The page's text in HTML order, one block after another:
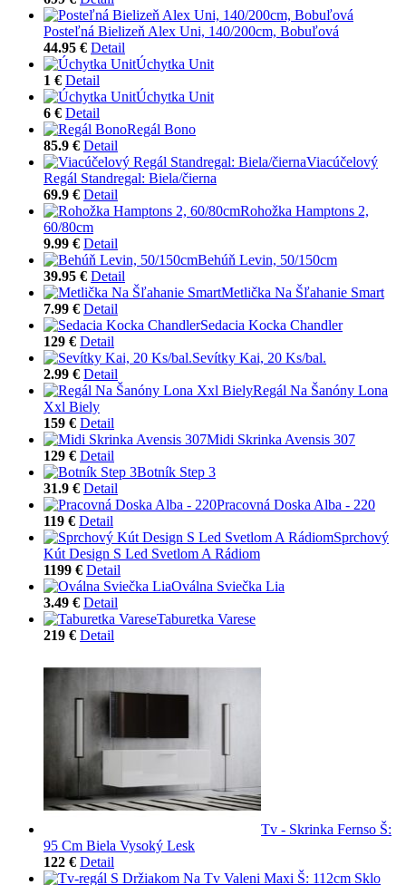
Posteľná Bielizeň Alex Uni, 140/200cm, Bobuľová
44.95 € Detail
Úchytka Unit
1 € Detail
Úchytka Unit
6 € Detail
Regál Bono
85.9 € Detail
Viacúčelový
Regál Standregal: Biela/čierna
69.9 € Detail
Rohožka Hamptons 2,
60/80cm
9.99 € Detail
Behúň Levin, 50/150cm
39.95 € Detail
Metlička Na Šľahanie Smart
7.99 € Detail
Sedacia Kocka Chandler
129 € Detail
Sevítky Kai, 20 Ks/bal.
2.99 € Detail
Regál Na Šanóny Lona
Xxl Biely
159 € Detail
Midi Skrinka Avensis 307
129 € Detail
Botník Step 3
31.9 € Detail
Pracovná Doska Alba - 220
119 € Detail
Sprchový
Kút Design S Led Svetlom A Rádiom
1199 € Detail
Oválna Sviečka Lia
3.49 € Detail
Taburetka Varese
219 € Detail
Tv - Skrinka Fernso Š:
95 Cm Biela Vysoký Lesk
122 € Detail